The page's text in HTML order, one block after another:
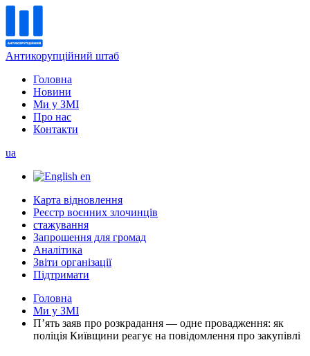
Антикорупційний штаб
Головна
Новини
Ми у ЗМІ
Про нас
Контакти
ua
en
Карта відновлення
Реєстр воєнних злочинців
стажування
Запрошення для громад
Аналітика
Звіти організації
Підтримати
Головна
Ми у ЗМІ
П’ять заяв про розкрадання — одне провадження: як
поліція Київщини реагує на повідомлення про закупівлі